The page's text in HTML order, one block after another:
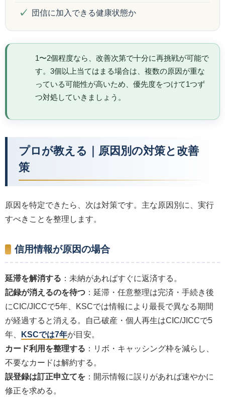
団信に加入できる健康状態か
1〜2個程度なら、改善次第で十分に再挑戦が可能で
す。3個以上当てはまる場合は、複数の原因が重な
っている可能性が高いため、優先度をつけて1つず
つ対処していきましょう。
プロが教える｜原因別の対策と改善
策
原因を特定できたら、次は対策です。主な原因別に、実行
すべきことを整理します。
信用情報が原因の場合
延滞を解消する ：未納があればすぐに返済する。
記録が消えるのを待つ ：延滞・任意整理は完済・手続き後
にCIC/JICCで5年、KSCでは情報により最長で異なる期間
が経過すると消える。自己破産・個人再生はCIC/JICCで5
年、 KSCでは7年が目安。
カード利用を整理する ：リボ・キャッシング枠を減らし、
不要なカードは解約する。
誤登録は訂正申立てを ：開示情報に誤りがあれば速やかに
修正を求める。